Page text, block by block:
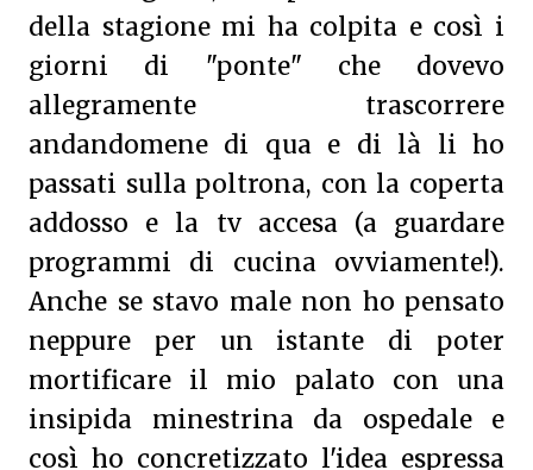
della stagione mi ha colpita e così i
giorni di "ponte" che dovevo
allegramente trascorrere
andandomene di qua e di là li ho
passati sulla poltrona, con la coperta
addosso e la tv accesa (a guardare
programmi di cucina ovviamente!).
Anche se stavo male non ho pensato
neppure per un istante di poter
mortificare il mio palato con una
insipida minestrina da ospedale e
così ho concretizzato l'idea espressa